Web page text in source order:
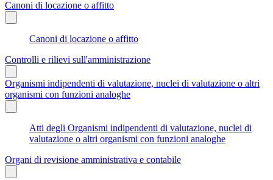
Canoni di locazione o affitto
Canoni di locazione o affitto
Controlli e rilievi sull'amministrazione
Organismi indipendenti di valutazione, nuclei di valutazione o altri
organismi con funzioni analoghe
Atti degli Organismi indipendenti di valutazione, nuclei di
valutazione o altri organismi con funzioni analoghe
Organi di revisione amministrativa e contabile